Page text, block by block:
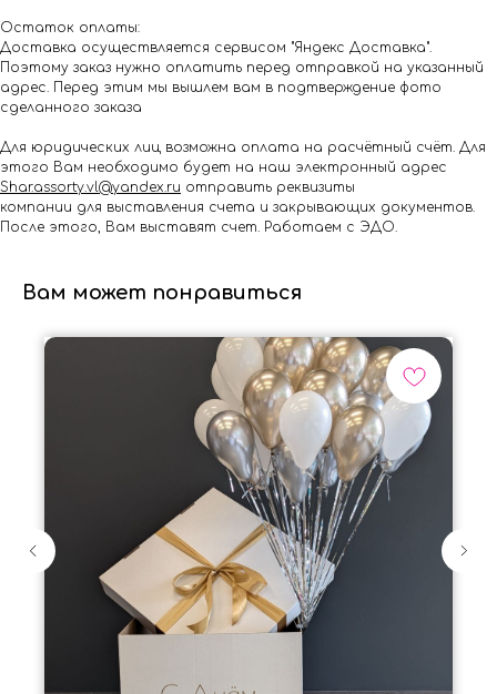
Остаток оплаты:
Доставка осуществляется сервисом "Яндекс Доставка".
Поэтому заказ нужно оплатить перед отправкой на указанный
адрес. Перед этим мы вышлем вам в подтверждение фото
сделанного заказа
Для юридических лиц возможна оплата на расчётный счёт. Для
этого Вам необходимо будет на наш электронный адрес
Shar.assorty.vl@yandex.ru отправить реквизиты
компании для выставления счета и закрывающих документов.
После этого, Вам выставят счет. Работаем с ЭДО.
Вам может понравиться